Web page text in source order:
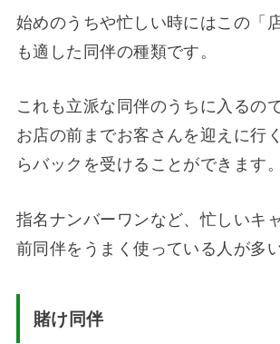
始めのうちや忙しい時にはこの「
も適した同伴の種類です。
これも立派な同伴のうちに入るの
お店の前までお客さんを迎えに行
らバックを受けることができます。
指名ナンバーワンなど、忙しいキ
前同伴をうまく使っている人が多
賭け同伴